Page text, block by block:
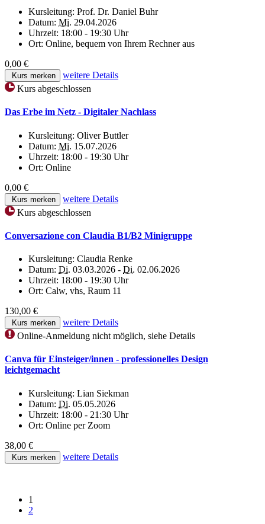
Kursleitung: Prof. Dr. Daniel Buhr
Datum: Mi. 29.04.2026
Uhrzeit: 18:00 - 19:30 Uhr
Ort: Online, bequem von Ihrem Rechner aus
0,00 €
Kurs merken
weitere Details
Kurs abgeschlossen
Das Erbe im Netz - Digitaler Nachlass
Kursleitung: Oliver Buttler
Datum: Mi. 15.07.2026
Uhrzeit: 18:00 - 19:30 Uhr
Ort: Online
0,00 €
Kurs merken
weitere Details
Kurs abgeschlossen
Conversazione con Claudia B1/B2 Minigruppe
Kursleitung: Claudia Renke
Datum: Di. 03.03.2026 - Di. 02.06.2026
Uhrzeit: 18:00 - 19:30 Uhr
Ort: Calw, vhs, Raum 11
130,00 €
Kurs merken
weitere Details
Online-Anmeldung nicht möglich, siehe Details
Canva für Einsteiger/innen - professionelles Design
leichtgemacht
Kursleitung: Lian Siekman
Datum: Di. 05.05.2026
Uhrzeit: 18:00 - 21:30 Uhr
Ort: Online per Zoom
38,00 €
Kurs merken weitere Details
1
2